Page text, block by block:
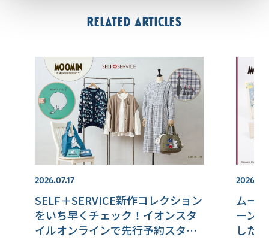
Related articles
2026.07.17
SELF＋SERVICE新作コレクション
をいち早くチェック！イオンスタ
イルオンラインで先行予約スター
ムー
ーン
した